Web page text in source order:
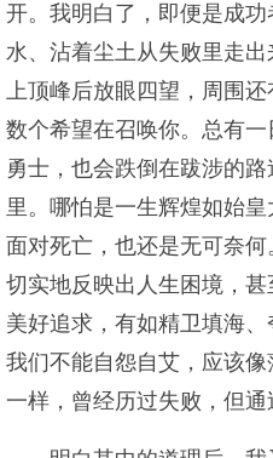
开。我明白了，即便是成
水、沾着尘土从失败里走
上顶峰后放眼四望，周围
数个希望在召唤你。总有
勇士，也会跌倒在跋涉的
里。哪怕是一生辉煌如始
面对死亡，也还是无可奈
切实地反映出人生困境，
美好追求，有如精卫填海、
我们不能自怨自艾，应该
一样，曾经历过失败，但通